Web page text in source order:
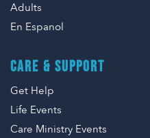
Adults
En Espanol
CARE & SUPPORT
Get Help
Life Events
Care Ministry Events